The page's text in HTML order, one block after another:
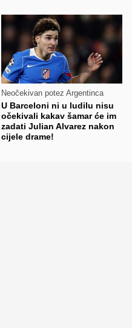
Neočekivan potez Argentinca
U Barceloni ni u ludilu nisu
očekivali kakav šamar će im
zadati Julian Alvarez nakon
cijele drame!